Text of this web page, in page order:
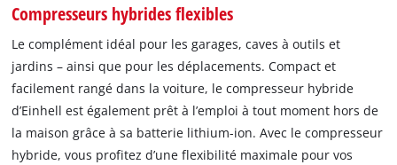
Compresseurs hybrides flexibles
Le complément idéal pour les garages, caves à outils et
jardins – ainsi que pour les déplacements. Compact et
facilement rangé dans la voiture, le compresseur hybride
d’Einhell est également prêt à l’emploi à tout moment hors de
la maison grâce à sa batterie lithium-ion. Avec le compresseur
hybride, vous profitez d’une flexibilité maximale pour vos